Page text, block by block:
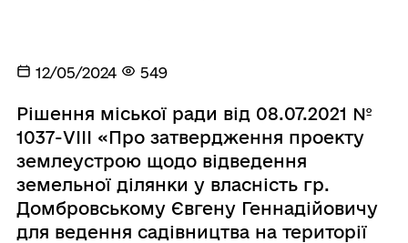
12/05/2024 549
Рішення міської ради від 08.07.2021 №
1037-VIІІ «Про затвердження проекту
землеустрою щодо відведення
земельної ділянки у власність гр.
Домбровському Євгену Геннадійовичу
для ведення садівництва на території